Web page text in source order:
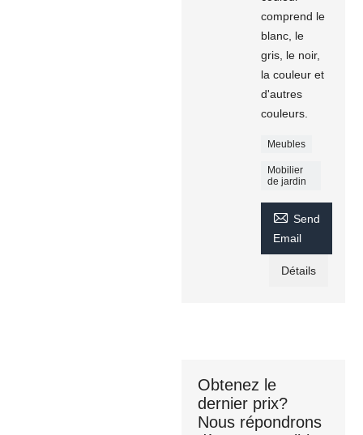
comprend le
blanc, le
gris, le noir,
la couleur et
d'autres
couleurs.
Meubles
Mobilier
de jardin
 Send
Email
Détails
Obtenez le
dernier prix?
Nous répondrons